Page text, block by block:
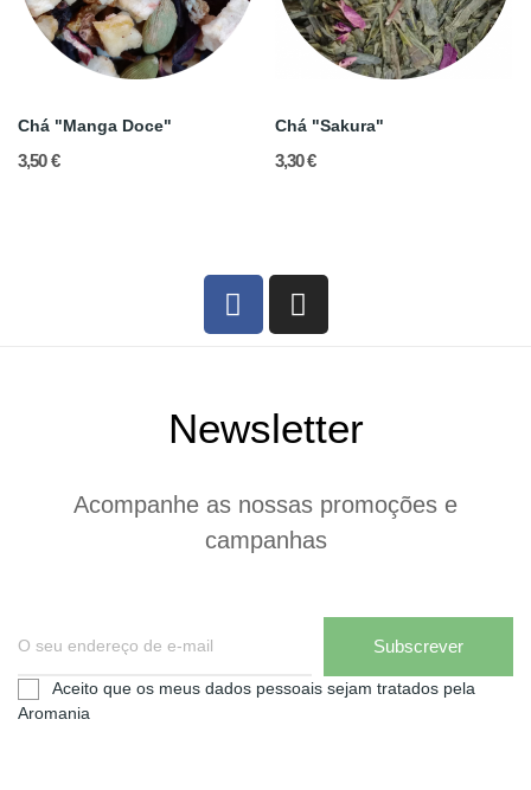
Chá "Manga Doce"
3,50 €
Chá "Sakura"
3,30 €
Newsletter
Acompanhe as nossas promoções e
campanhas
Subscrever
Aceito que os meus dados pessoais sejam tratados pela
Aromania